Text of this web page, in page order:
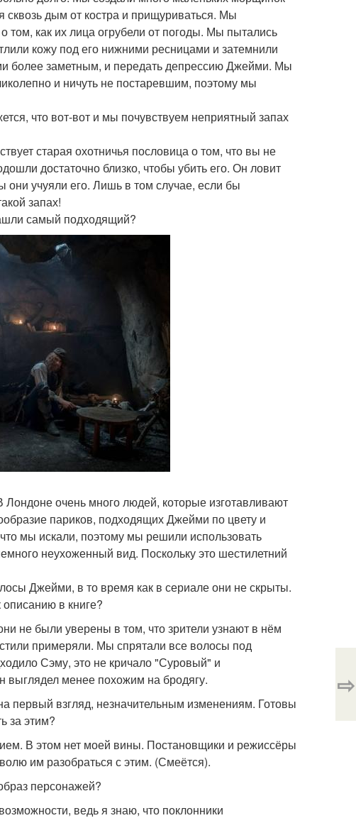
сквозь дым от костра и прищуриваться. Мы
том, как их лица огрубели от погоды. Мы пытались
кожу под его нижними ресницами и затемнили
более заметным, и передать депрессию Джейми. Мы
и ничуть не постаревшим, поэтому мы
что вот-вот и мы почувствуем неприятный запах
старая охотничья пословица о том, что вы не
достаточно близко, чтобы убить его. Он ловит
они учуяли его. Лишь в том случае, если бы
запах!
самый подходящий?
очень много людей, которые изготавливают
париков, подходящих Джейми по цвету и
мы искали, поэтому мы решили использовать
неухоженный вид. Поскольку это шестилетний
Джейми, в то время как в сериале они не скрыты.
в книге?
не были уверены в том, что зрители узнают в нём
примеряли. Мы спрятали все волосы под
Сэму, это не кричало "Суровый" и
менее похожим на бродягу.
первый взгляд, незначительным изменениям. Готовы
за этим?
В этом нет моей вины. Постановщики и режиссёры
им разобраться с этим. (Смеётся).
персонажей?
ведь я знаю, что поклонники
⇨